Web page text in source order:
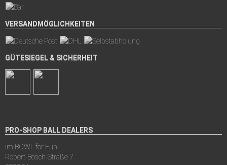
VERSANDMÖGLICHKEITEN
GÜTESIEGEL & SICHERHEIT
PRO-SHOP BALL DEALERS
im BOWL for Fun
Robert-Bosch-Straße 7